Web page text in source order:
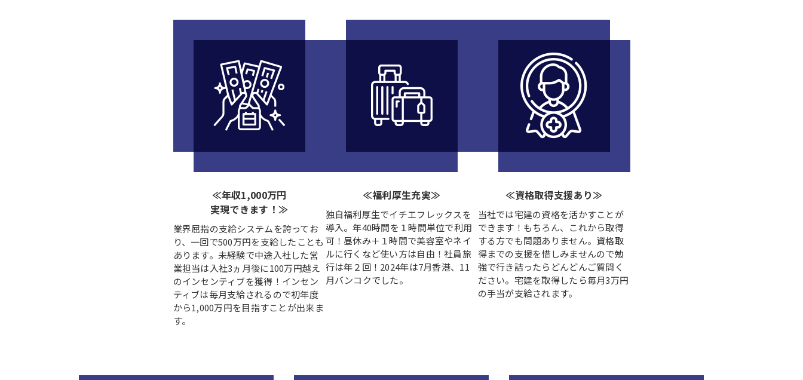
≪年収1,000万円
実現できます！≫
業界屈指の支給システムを誇ってお
り、一回で500万円を支給したことも
あります。未経験で中途入社した営
業担当は入社3ヵ月後に100万円越え
のインセンティブを獲得！インセン
ティブは毎月支給されるので初年度
から1,000万円を目指すことが出来ま
す。
≪福利厚生充実≫
独自福利厚生でイチエフレックスを
導入。年40時間を１時間単位で利用
可！昼休み＋１時間で美容室やネイ
ルに行くなど使い方は自由！社員旅
行は年２回！2024年は7月香港、11
月バンコクでした。
≪資格取得支援あり≫
当社では宅建の資格を活かすことが
できます！もちろん、これから取得
する方でも問題ありません。資格取
得までの支援を惜しみませんので勉
強で行き詰ったらどんどんご質問く
ださい。宅建を取得したら毎月3万円
の手当が支給されます。